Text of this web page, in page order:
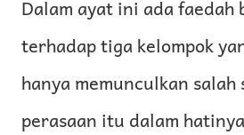
Dalam ayat ini ada faedah
terhadap tiga kelompok
hanya memunculkan
perasaan itu dalam